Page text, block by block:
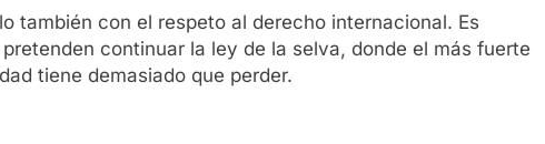
también con el respeto al derecho internacional. Es
continuar la ley de la selva, donde el más fuerte
tiene demasiado que perder.